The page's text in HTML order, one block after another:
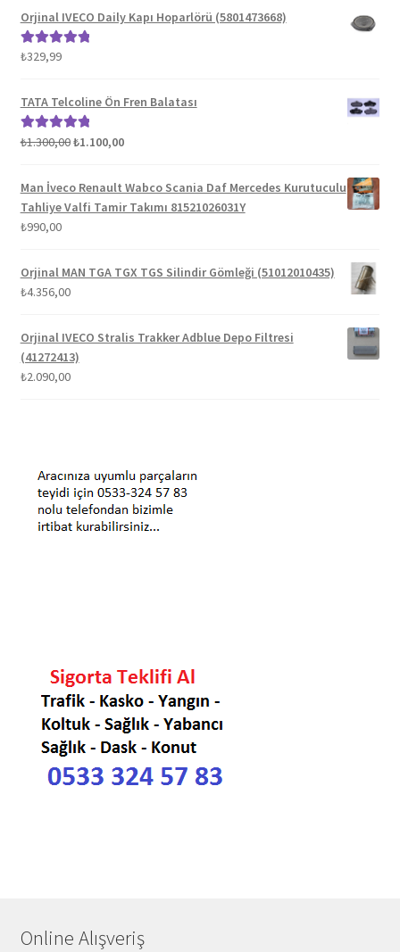
Orjinal IVECO Daily Kapı Hoparlörü (5801473668)
5 üzerinden
₺329,99
TATA Telcoline Ön Fren Balatası
5 üzerinden
₺1.300,00Orijinal
₺1.300,00.
₺1.100,00Şu
fiyat:
₺1.100,00.
Man İveco Renault Wabco Scania Daf Mercedes Kurutuculu
Tahliye Valfi Tamir Takımı 81521026031Y
₺990,00
Orjinal MAN TGA TGX TGS Silindir Gömleği (51012010435)
₺4.356,00
Orjinal IVECO Stralis Trakker Adblue Depo Filtresi
(41272413)
₺2.090,00
Online Alışveriş